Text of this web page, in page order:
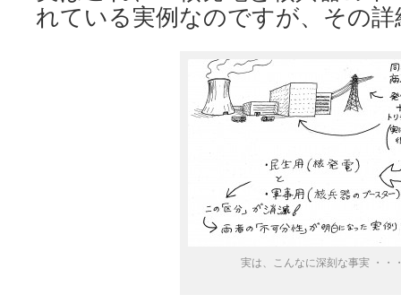
れている実例なのですが、その
実は、こんなに深刻な事実 ・・